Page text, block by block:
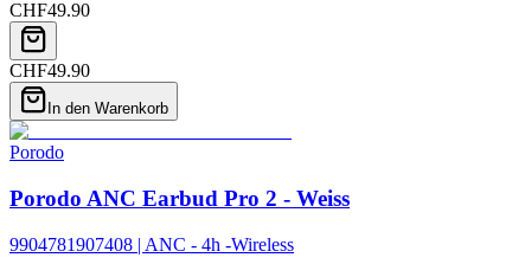
CHF49.90
CHF49.90
In den Warenkorb
Porodo
Porodo ANC Earbud Pro 2 - Weiss
9904781907408 | ANC - 4h -Wireless